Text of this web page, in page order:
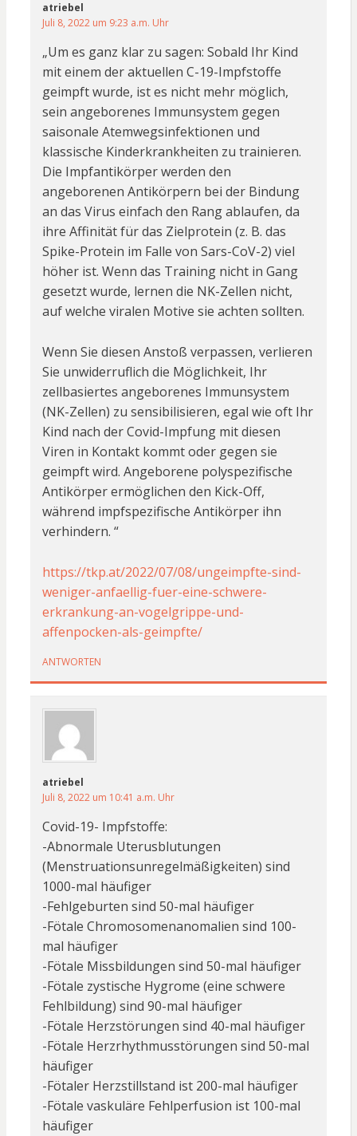
atriebel
Juli 8, 2022 um 9:23 a.m. Uhr
„Um es ganz klar zu sagen: Sobald Ihr Kind
mit einem der aktuellen C-19-Impfstoffe
geimpft wurde, ist es nicht mehr möglich,
sein angeborenes Immunsystem gegen
saisonale Atemwegsinfektionen und
klassische Kinderkrankheiten zu trainieren.
Die Impfantikörper werden den
angeborenen Antikörpern bei der Bindung
an das Virus einfach den Rang ablaufen, da
ihre Affinität für das Zielprotein (z. B. das
Spike-Protein im Falle von Sars-CoV-2) viel
höher ist. Wenn das Training nicht in Gang
gesetzt wurde, lernen die NK-Zellen nicht,
auf welche viralen Motive sie achten sollten.
Wenn Sie diesen Anstoß verpassen, verlieren
Sie unwiderruflich die Möglichkeit, Ihr
zellbasiertes angeborenes Immunsystem
(NK-Zellen) zu sensibilisieren, egal wie oft Ihr
Kind nach der Covid-Impfung mit diesen
Viren in Kontakt kommt oder gegen sie
geimpft wird. Angeborene polyspezifische
Antikörper ermöglichen den Kick-Off,
während impfspezifische Antikörper ihn
verhindern. “
https://tkp.at/2022/07/08/ungeimpfte-sind-
weniger-anfaellig-fuer-eine-schwere-
erkrankung-an-vogelgrippe-und-
affenpocken-als-geimpfte/
ANTWORTEN
atriebel
Juli 8, 2022 um 10:41 a.m. Uhr
Covid-19- Impfstoffe:
-Abnormale Uterusblutungen
(Menstruationsunregelmäßigkeiten) sind
1000-mal häufiger
-Fehlgeburten sind 50-mal häufiger
-Fötale Chromosomenanomalien sind 100-
mal häufiger
-Fötale Missbildungen sind 50-mal häufiger
-Fötale zystische Hygrome (eine schwere
Fehlbildung) sind 90-mal häufiger
-Fötale Herzstörungen sind 40-mal häufiger
-Fötale Herzrhythmusstörungen sind 50-mal
häufiger
-Fötaler Herzstillstand ist 200-mal häufiger
-Fötale vaskuläre Fehlperfusion ist 100-mal
häufiger